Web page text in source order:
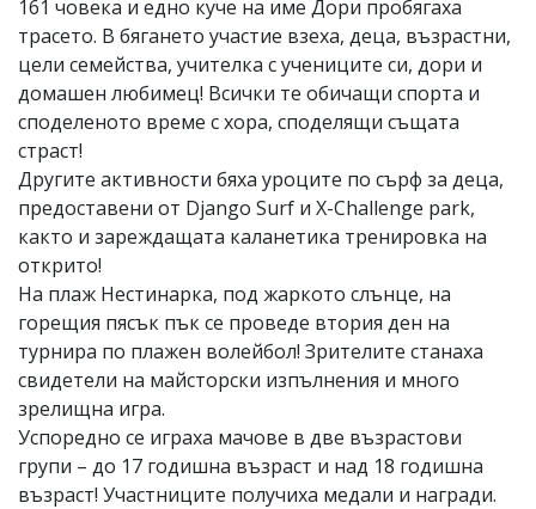
161 човека и едно куче на име Дори пробягаха
трасето. В бягането участие взеха, деца, възрастни,
цели семейства, учителка с учениците си, дори и
домашен любимец! Всички те обичащи спорта и
споделеното време с хора, споделящи същата
страст!
Другите активности бяха уроците по сърф за деца,
предоставени от Django Surf и X-Challenge park,
както и зареждащата каланетика тренировка на
открито!
На плаж Нестинарка, под жаркото слънце, на
горещия пясък пък се проведе втория ден на
турнира по плажен волейбол! Зрителите станаха
свидетели на майсторски изпълнения и много
зрелищна игра.
Успоредно се играха мачове в две възрастови
групи – до 17 годишна възраст и над 18 годишна
възраст! Участниците получиха медали и награди.